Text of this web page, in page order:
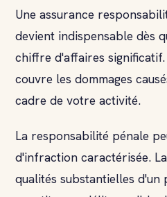
Une assurance
devient indispensable dès
chiffre d'affaires
couvre les dommages
cadre de votre activité.
La responsabilité pénale
d'infraction caractérisée.
qualités substantielles